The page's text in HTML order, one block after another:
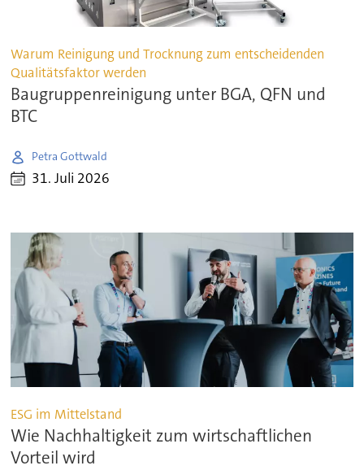
Warum Reinigung und Trocknung zum entscheidenden
Qualitätsfaktor werden
Baugruppenreinigung unter BGA, QFN und
BTC
Petra Gottwald
31. Juli 2026
ESG im Mittelstand
Wie Nachhaltigkeit zum wirtschaftlichen
Vorteil wird